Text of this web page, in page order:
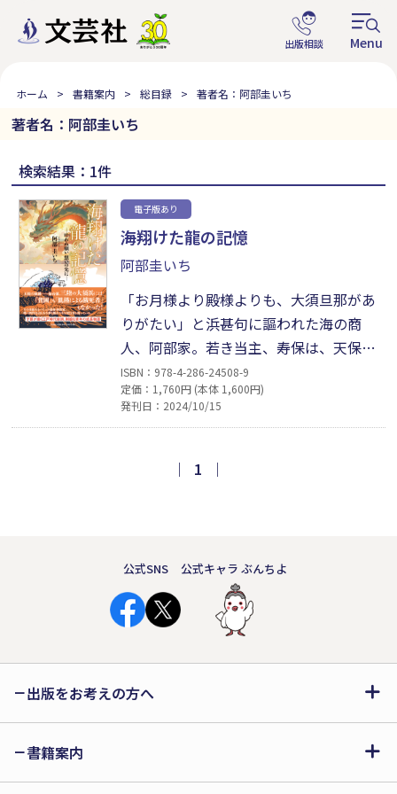
ホーム 書籍案内 総目録 著者名：阿部圭いち
著者名：阿部圭いち
検索結果：1件
電子版あり
海翔けた龍の記憶
阿部圭いち
「お月様より殿様よりも、大須旦那があ
りがたい」と浜甚句に謳われた海の商
人、阿部家。若き当主、寿保は、天保の
大飢饉の年に秋田から三千俵の救済米を
運び入れる大事業を成し遂げる。この偉
業により、三陸沿岸漁村の多くの命が救
なかったという。一方、吉原一の太夫と
ISBN：978-4-286-24508-9
定価：1,760円 (本体 1,600円)
発刊日：2024/10/15
｜ 1 ｜
公式SNS 公式キャラ ぶんちよ
出版をお考えの方へ
書籍案内